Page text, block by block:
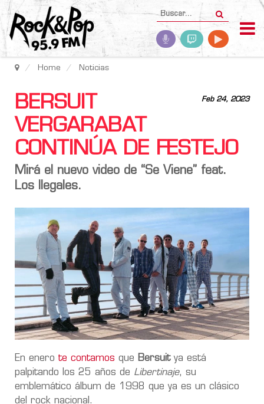
Home Noticias
Feb 24, 2023
BERSUIT
VERGARABAT
CONTINÚA DE FESTEJO
Mirá el nuevo video de “Se Viene” feat.
Los Ilegales.
En enero te contamos que Bersuitya está
palpitando los 25 años de Libertinaje, su
emblemático álbum de 1998 que ya es un clásico
del rock nacional.